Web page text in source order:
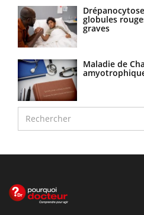
globules
graves
Maladie de